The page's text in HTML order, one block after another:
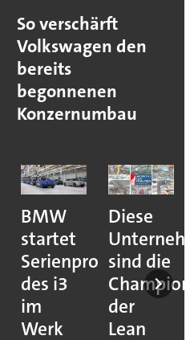
So verschärft
Volkswagen den
bereits
begonnenen
Konzernumbau
BMW
startet
Serienproduktion
des i3
im
Werk
Diese
sind die
der
Lean